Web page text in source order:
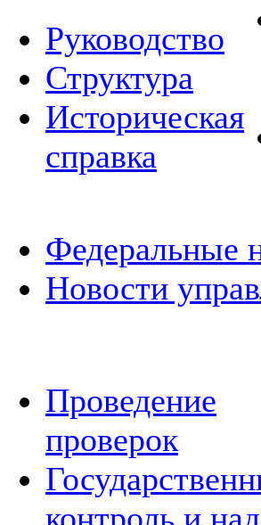
Руководство
Структура
Историческая
справка
Федеральные
Новости
Проведение
проверок